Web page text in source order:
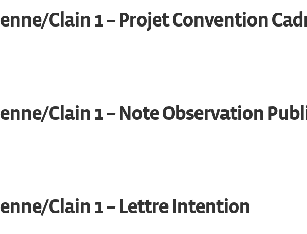
Clain 1 – Projet Convention
Clain 1 – Note Observation
Clain 1 – Lettre Intention